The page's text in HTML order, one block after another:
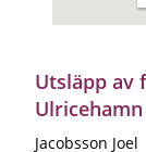
Utsläpp av
Ulricehamn
Jacobsson Joel